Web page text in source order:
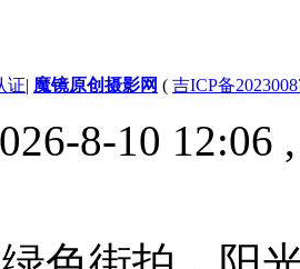
证| 魔镜原创摄影网 ( 吉ICP备
8-10 12:06